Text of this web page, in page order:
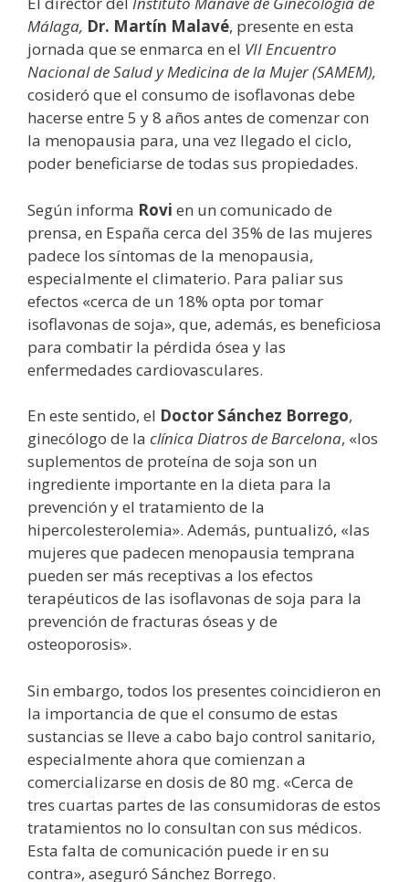
Málaga, Dr. Martín Malavé, presente en esta
jornada que se enmarca en el VII Encuentro
Nacional de Salud y Medicina de la Mujer (SAMEM),
cosideró que el consumo de isoflavonas debe
hacerse entre 5 y 8 años antes de comenzar con
la menopausia para, una vez llegado el ciclo,
poder beneficiarse de todas sus propiedades.
Según informa Rovi en un comunicado de
prensa, en España cerca del 35% de las mujeres
padece los síntomas de la menopausia,
especialmente el climaterio. Para paliar sus
efectos «cerca de un 18% opta por tomar
isoflavonas de soja», que, además, es beneficiosa
para combatir la pérdida ósea y las
enfermedades cardiovasculares.
En este sentido, el Doctor Sánchez Borrego,
ginecólogo de la clínica Diatros de Barcelona, «los
suplementos de proteína de soja son un
ingrediente importante en la dieta para la
prevención y el tratamiento de la
hipercolesterolemia». Además, puntualizó, «las
mujeres que padecen menopausia temprana
pueden ser más receptivas a los efectos
terapéuticos de las isoflavonas de soja para la
prevención de fracturas óseas y de
osteoporosis».
Sin embargo, todos los presentes coincidieron en
la importancia de que el consumo de estas
sustancias se lleve a cabo bajo control sanitario,
especialmente ahora que comienzan a
comercializarse en dosis de 80 mg. «Cerca de
tres cuartas partes de las consumidoras de estos
tratamientos no lo consultan con sus médicos.
Esta falta de comunicación puede ir en su
contra», aseguró Sánchez Borrego.